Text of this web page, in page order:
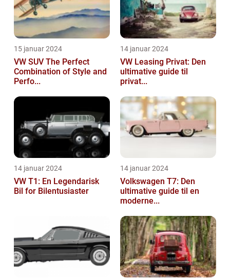
15 januar 2024
VW SUV The Perfect
Combination of Style and
Perfo...
14 januar 2024
VW Leasing Privat: Den
ultimative guide til
privat...
14 januar 2024
VW T1: En Legendarisk
Bil for Bilentusiaster
14 januar 2024
Volkswagen T7: Den
ultimative guide til en
moderne...